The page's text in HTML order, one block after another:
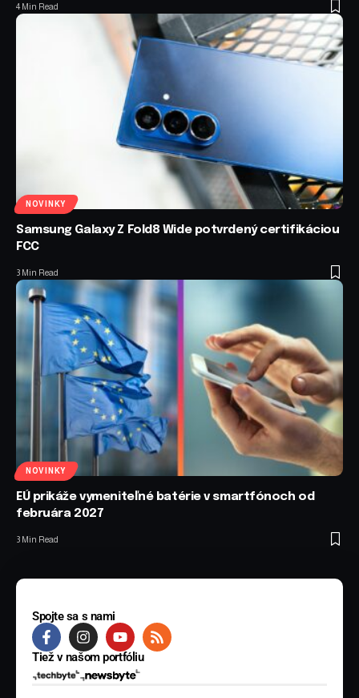
4 Min Read
NOVINKY
Samsung Galaxy Z Fold8 Wide potvrdený certifikáciou
FCC
3 Min Read
NOVINKY
EÚ prikáže vymeniteľné batérie v smartfónoch od
februára 2027
3 Min Read
Spojte sa s nami
Tiež v našom portfóliu